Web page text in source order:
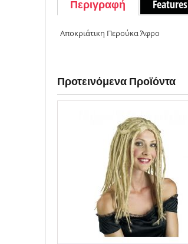
Περιγραφή Features
Αποκριάτικη Περούκα Άφρο
Προτεινόμενα Προϊόντα